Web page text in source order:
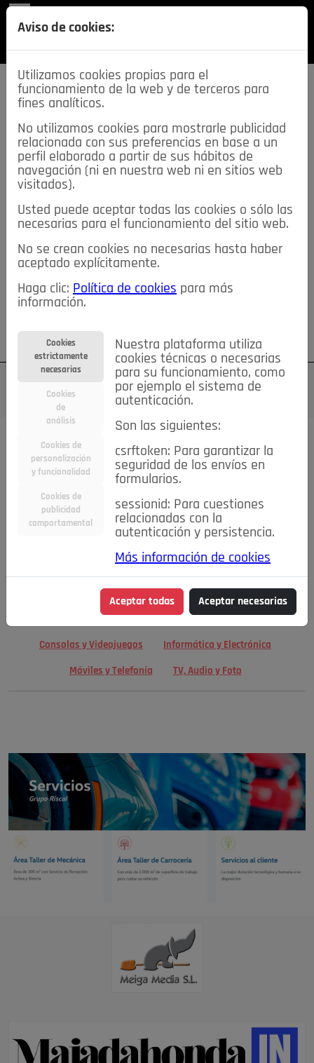
SECCIONES
descarga esta
REVISTA
≡NOTICIAS
NOTICIAS SERVICIOS DE INTERÉS
TABLÓN DE ANUNCIOS MIS ANUNCIOS CONTACTO
NOSOTROS
Su cuenta Regístrese ¿Olvidó su contraseña?
TODAS Deporte Bicicletas Deportes y Ocio
Electrodomésticos
Niños y Bebés Inmobiliaria Construcción y Reformas
Moda Accesorios Ropa Motor
Motor y Accesorios Motos Ocio
Cine, Libros y Música Coleccionismo Otros
Consolas y Videojuegos Informática y Electrónica
Móviles y Telefonía TV, Audio y Foto
Aviso de cookies:
Utilizamos cookies propias para el
funcionamiento de la web y de terceros para
fines analíticos.
No utilizamos cookies para mostrarle publicidad
relacionada con sus preferencias en base a un
perfil elaborado a partir de sus hábitos de
navegación (ni en nuestra web ni en sitios web
visitados).
Usted puede aceptar todas las cookies o sólo las
necesarias para el funcionamiento del sitio web.
No se crean cookies no necesarias hasta haber
aceptado explícitamente.
Haga clic: Política de cookies para más
información.
Cookies
estrictamente
necesarias
Cookies
de
análisis
Cookies de
personalización
y funcionalidad
Cookies de
publicidad
comportamental
Nuestra plataforma utiliza
cookies técnicas o necesarias
para su funcionamiento, como
por ejemplo el sistema de
autenticación.
Son las siguientes:
csrftoken: Para garantizar la
seguridad de los envíos en
formularios.
sessionid: Para cuestiones
relacionadas con la
autenticación y persistencia.
Más información de cookies
Aceptar todas Aceptar necesarias